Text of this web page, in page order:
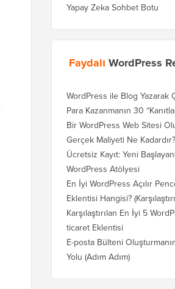
Yapay Zeka Sohbet Botu
Faydalı WordPress
WordPress ile Blog Yazarak
Para Kazanmanın 30
Bir WordPress Web Sitesi
Gerçek Maliyeti Ne Kadardır?
Ücretsiz Kayıt: Yeni
WordPress Atölyesi
En İyi WordPress Açılır
Eklentisi Hangisi?
Karşılaştırılan En İyi 5
ticaret Eklentisi
E-posta Bülteni
Yolu (Adım Adım)